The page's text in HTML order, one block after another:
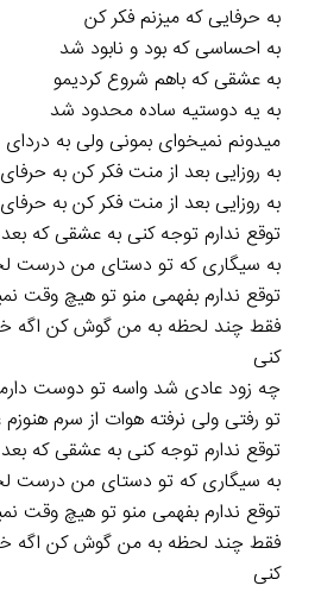
به حرفایی که میزنم فکر کن
به احساسی که بود و نابود شد
به عشقی که باهم شروع کردیمو
به یه دوستیه ساده محدود شد
میدونم نمیخوای بمونی ولی به
به روزایی بعد از منت فکر کن به
به روزایی بعد از منت فکر کن به
توقع ندارم توجه کنی به عشقی که بعد
به سیگاری که تو دستای من درست
توقع ندارم بفهمی منو تو هیچ وقت
فقط چند لحظه به من گوش کن اگه
کنی
چه زود عادی شد واسه تو دوست
تو رفتی ولی نرفته هوات از سرم هنوزم
توقع ندارم توجه کنی به عشقی که بعد
به سیگاری که تو دستای من درست
توقع ندارم بفهمی منو تو هیچ وقت
فقط چند لحظه به من گوش کن اگه
کنی